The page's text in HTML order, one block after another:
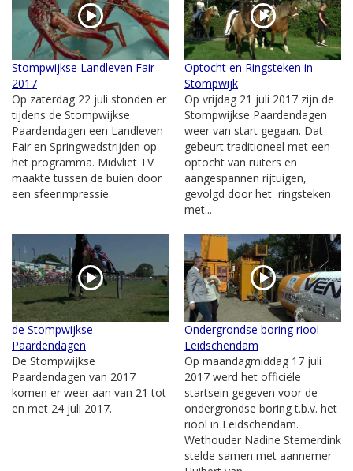
Stompwijkse Landleven Fair
2017
Op zaterdag 22 juli stonden er
tijdens de Stompwijkse
Paardendagen een Landleven
Fair en Springwedstrijden op
het programma. Midvliet TV
maakte tussen de buien door
een sfeerimpressie.
Optocht en Ringsteken in
Stompwijk
Op vrijdag 21 juli 2017 zijn de
Stompwijkse Paardendagen
weer van start gegaan. Dat
gebeurt traditioneel met een
optocht van ruiters en
aangespannen rijtuigen,
gevolgd door het ringsteken
met...
de Stompwijkse
Paardendagen
De Stompwijkse
Paardendagen van 2017
komen er weer aan van 21 tot
en met 24 juli 2017.
Ondergrondse boring riool
Leidschendam
Op maandagmiddag 17 juli
2017 werd het officiële
startsein gegeven voor de
ondergrondse boring t.b.v. het
riool in Leidschendam.
Wethouder Nadine Stemerdink
stelde samen met aannemer